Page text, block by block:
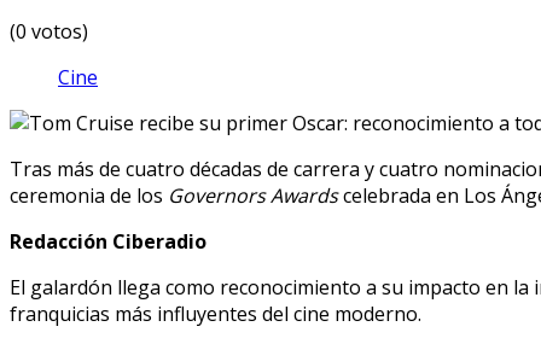
(0 votos)
Cine
Tras más de cuatro décadas de carrera y cuatro
ceremonia de los Governors Awardscelebrada en Los
Redacción Ciberadio
El galardón llega como reconocimiento a su impacto en
franquicias más influyentes del cine moderno.